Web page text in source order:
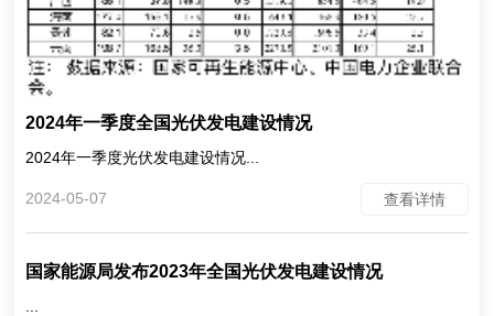
2024年一季度全国光伏发电建设情况
2024年一季度光伏发电建设情况...
2024-05-07 查看详情
国家能源局发布2023年全国光伏发电建设情况